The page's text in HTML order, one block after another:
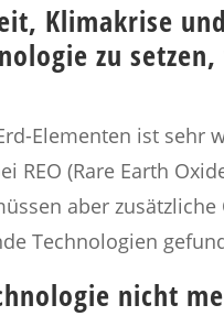
Klimakrise
zu
Elementen ist sehr
REO (Rare Earth
aber
Technologien
nicht